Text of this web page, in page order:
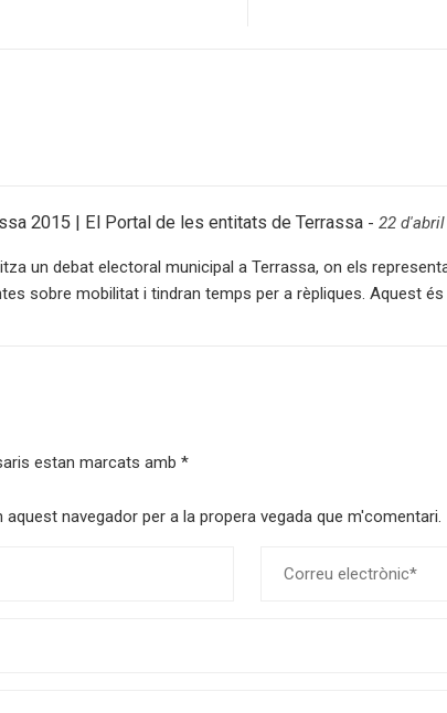
2015 | El Portal de les entitats de Terrassa - 22
un debat electoral municipal a Terrassa, on els
sobre mobilitat i tindran temps per a rèpliques. Aquest
estan marcats amb *
navegador per a la propera vegada que m'comentari.